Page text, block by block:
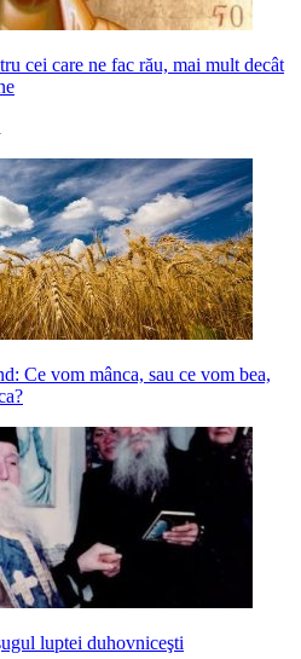
cei care ne fac rău, mai mult decât
Ce vom mânca, sau ce vom bea,
luptei duhovniceşti